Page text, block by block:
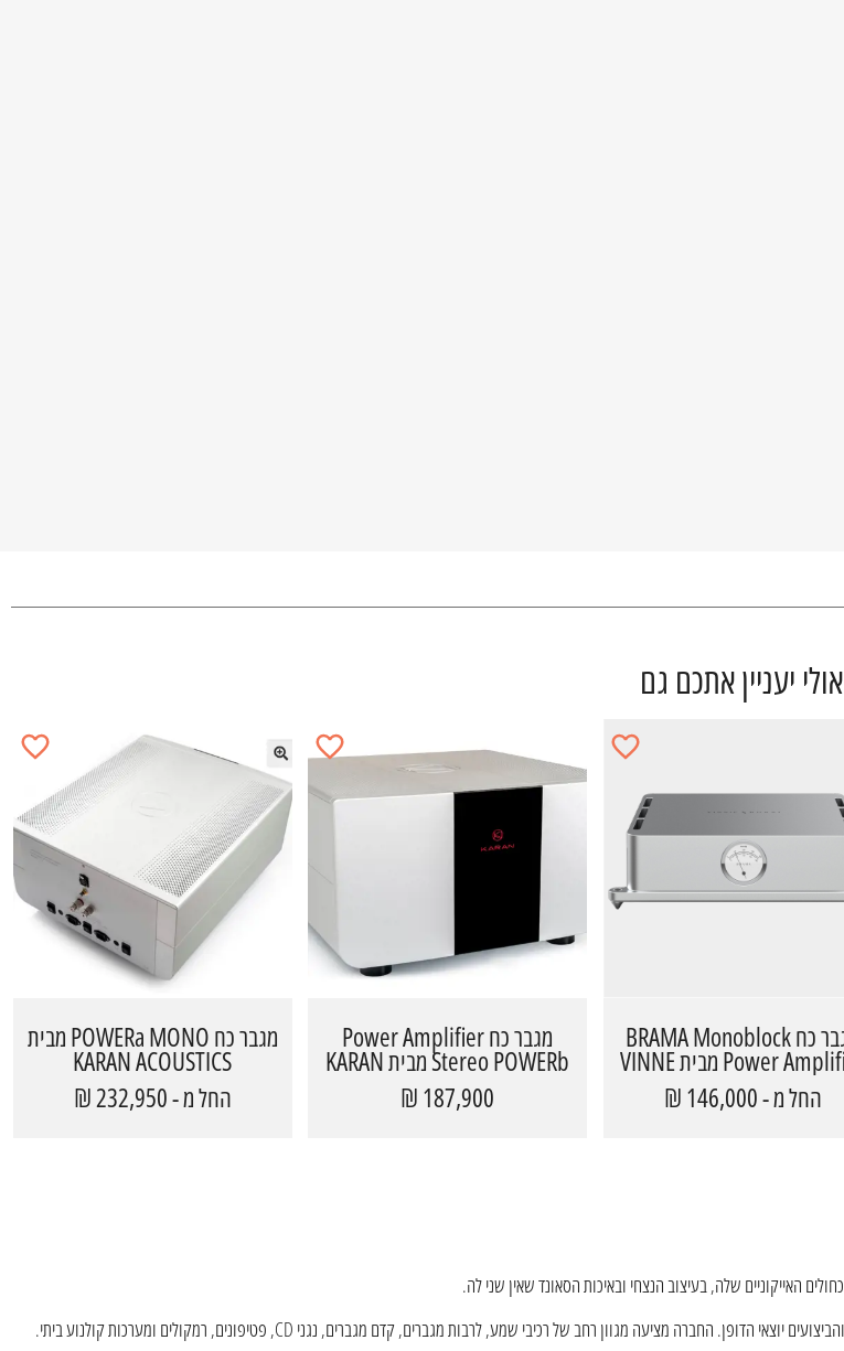
אולי יעניין אתכם גם
מגבר כח BRAMA Monoblock
Power Amplifier מבית VINNE
ROSSIהחל מ - 146,000 ₪
מגבר כח Power Amplifier
Stereo POWERb​ מבית KARAN
ACOUSTICS
187,900 ₪
מגבר כח POWERa MONO מבית
KARAN ACOUSTICS
החל מ - 232,950 ₪